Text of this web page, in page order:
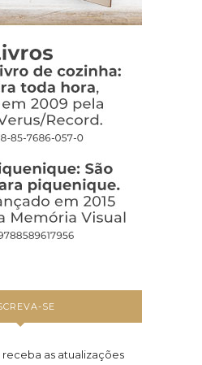
SE
as atualizações